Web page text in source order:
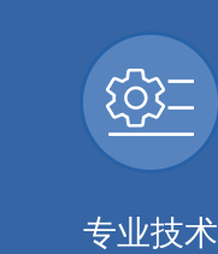
专业技术